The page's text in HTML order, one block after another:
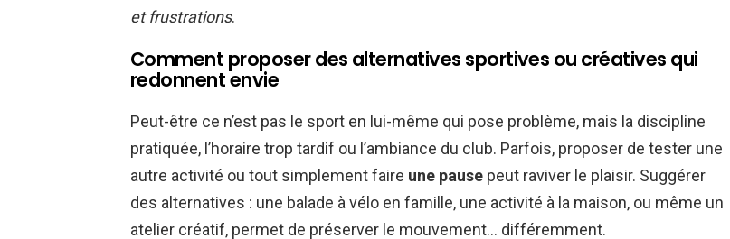
et frustrations.
Comment proposer des alternatives sportives ou créatives qui
redonnent envie
Peut-être ce n’est pas le sport en lui-même qui pose problème, mais la discipline
pratiquée, l’horaire trop tardif ou l’ambiance du club. Parfois, proposer de tester une
autre activité ou tout simplement faire une pause peut raviver le plaisir. Suggérer
des alternatives : une balade à vélo en famille, une activité à la maison, ou même un
atelier créatif, permet de préserver le mouvement… différemment.